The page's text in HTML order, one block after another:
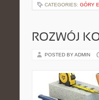
CATEGORIES: GÓRY
ROZWÓJ
POSTED BY ADMIN